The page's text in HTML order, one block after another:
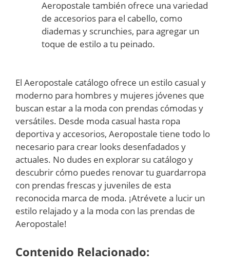
Aeropostale también ofrece una variedad
de accesorios para el cabello, como
diademas y scrunchies, para agregar un
toque de estilo a tu peinado.
El Aeropostale catálogo ofrece un estilo casual y
moderno para hombres y mujeres jóvenes que
buscan estar a la moda con prendas cómodas y
versátiles. Desde moda casual hasta ropa
deportiva y accesorios, Aeropostale tiene todo lo
necesario para crear looks desenfadados y
actuales. No dudes en explorar su catálogo y
descubrir cómo puedes renovar tu guardarropa
con prendas frescas y juveniles de esta
reconocida marca de moda. ¡Atrévete a lucir un
estilo relajado y a la moda con las prendas de
Aeropostale!
Contenido Relacionado: